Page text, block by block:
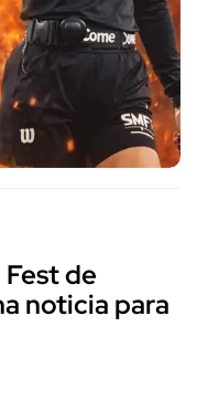
de
noticia para